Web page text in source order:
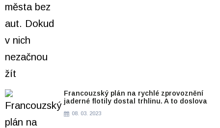
Francouzský plán na rychlé zprovoznění
jaderné flotily dostal trhlinu. A to doslova
08. 03. 2023